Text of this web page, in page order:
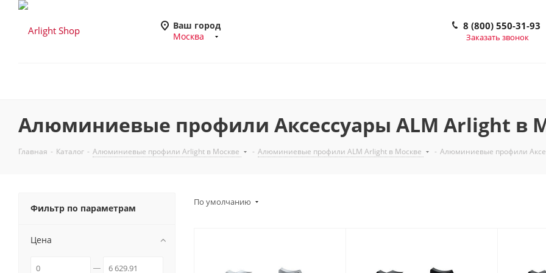
Ваш город
Москва
8 (800) 550-31-93
Заказать звонок
Алюминиевые профили Аксессуары ALM Arlight в
Главная - Каталог - Алюминиевые профили Arlight в Москве - Алюминиевые профили ALM Arlight в Москве - Алюминиевые профили
По умолчанию
Фильтр по параметрам
Цена